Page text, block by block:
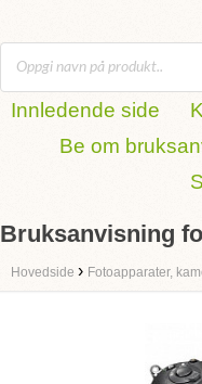
Innledende side
Be om
Bruksanvisning
Hovedside › Fotoapparater,